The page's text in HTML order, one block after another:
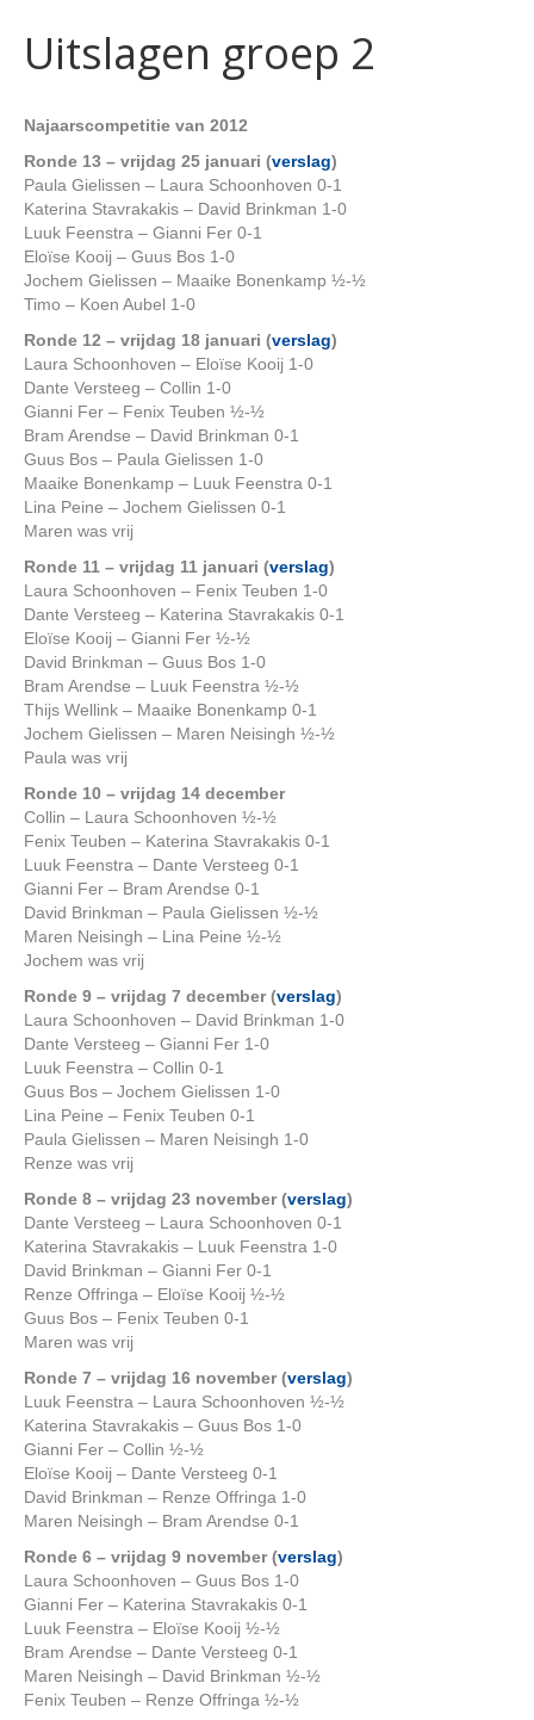
Uitslagen groep 2
Najaarscompetitie van 2012
Ronde 13 – vrijdag 25 januari (verslag)
Paula Gielissen – Laura Schoonhoven 0-1
Katerina Stavrakakis – David Brinkman 1-0
Luuk Feenstra – Gianni Fer 0-1
Eloïse Kooij – Guus Bos 1-0
Jochem Gielissen – Maaike Bonenkamp ½-½
Timo – Koen Aubel 1-0
Ronde 12 – vrijdag 18 januari (verslag)
Laura Schoonhoven – Eloïse Kooij 1-0
Dante Versteeg – Collin 1-0
Gianni Fer – Fenix Teuben ½-½
Bram Arendse – David Brinkman 0-1
Guus Bos – Paula Gielissen 1-0
Maaike Bonenkamp – Luuk Feenstra 0-1
Lina Peine – Jochem Gielissen 0-1
Maren was vrij
Ronde 11 – vrijdag 11 januari (verslag)
Laura Schoonhoven – Fenix Teuben 1-0
Dante Versteeg – Katerina Stavrakakis 0-1
Eloïse Kooij – Gianni Fer ½-½
David Brinkman – Guus Bos 1-0
Bram Arendse – Luuk Feenstra ½-½
Thijs Wellink – Maaike Bonenkamp 0-1
Jochem Gielissen – Maren Neisingh ½-½
Paula was vrij
Ronde 10 – vrijdag 14 december
Collin – Laura Schoonhoven ½-½
Fenix Teuben – Katerina Stavrakakis 0-1
Luuk Feenstra – Dante Versteeg 0-1
Gianni Fer – Bram Arendse 0-1
David Brinkman – Paula Gielissen ½-½
Maren Neisingh – Lina Peine ½-½
Jochem was vrij
Ronde 9 – vrijdag 7 december (verslag)
Laura Schoonhoven – David Brinkman 1-0
Dante Versteeg – Gianni Fer 1-0
Luuk Feenstra – Collin 0-1
Guus Bos – Jochem Gielissen 1-0
Lina Peine – Fenix Teuben 0-1
Paula Gielissen – Maren Neisingh 1-0
Renze was vrij
Ronde 8 – vrijdag 23 november (verslag)
Dante Versteeg – Laura Schoonhoven 0-1
Katerina Stavrakakis – Luuk Feenstra 1-0
David Brinkman – Gianni Fer 0-1
Renze Offringa – Eloïse Kooij ½-½
Guus Bos – Fenix Teuben 0-1
Maren was vrij
Ronde 7 – vrijdag 16 november (verslag)
Luuk Feenstra – Laura Schoonhoven ½-½
Katerina Stavrakakis – Guus Bos 1-0
Gianni Fer – Collin ½-½
Eloïse Kooij – Dante Versteeg 0-1
David Brinkman – Renze Offringa 1-0
Maren Neisingh – Bram Arendse 0-1
Ronde 6 – vrijdag 9 november (verslag)
Laura Schoonhoven – Guus Bos 1-0
Gianni Fer – Katerina Stavrakakis 0-1
Luuk Feenstra – Eloïse Kooij ½-½
Bram Arendse – Dante Versteeg 0-1
Maren Neisingh – David Brinkman ½-½
Fenix Teuben – Renze Offringa ½-½